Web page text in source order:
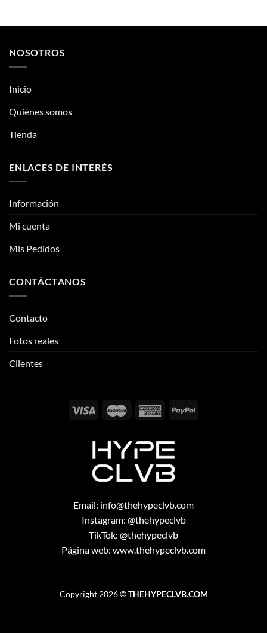
NOSOTROS
Inicio
Quiénes somos
Tienda
ENLACES DE INTERÉS
Información
Mi cuenta
Mis Pedidos
CONTÁCTANOS
Contacto
Fotos reales
Clientes
Email: info@thehypeclvb.com
Instagram: @thehypeclvb
TikTok: @thehypeclvb
Página web: www.thehypeclvb.com
Copyright 2026 ©THEHYPECLVB.COM